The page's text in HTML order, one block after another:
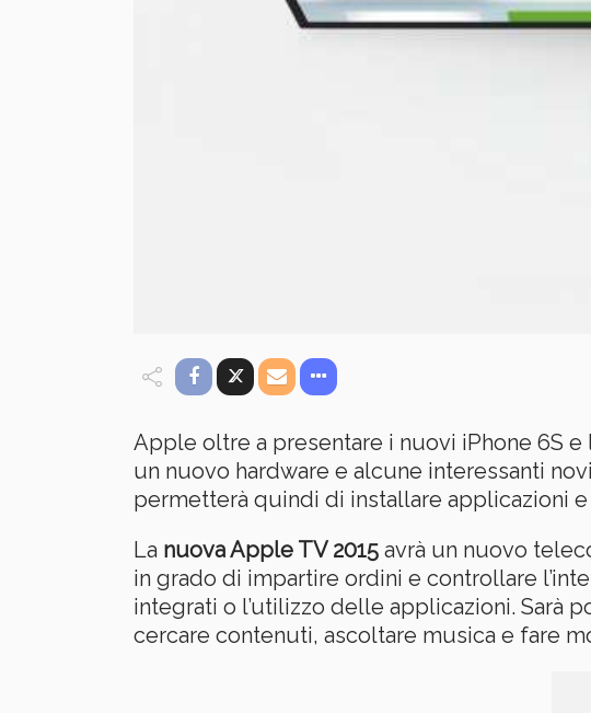
Apple oltre a presentare i nuovi iPhone 6S e
un nuovo hardware e alcune interessanti
permetterà quindi di installare applicazioni
La nuova Apple TV 2015 avrà un nuovo
in grado di impartire ordini e controllare
integrati o l’utilizzo delle applicazioni. Sarà
cercare contenuti, ascoltare musica e fare